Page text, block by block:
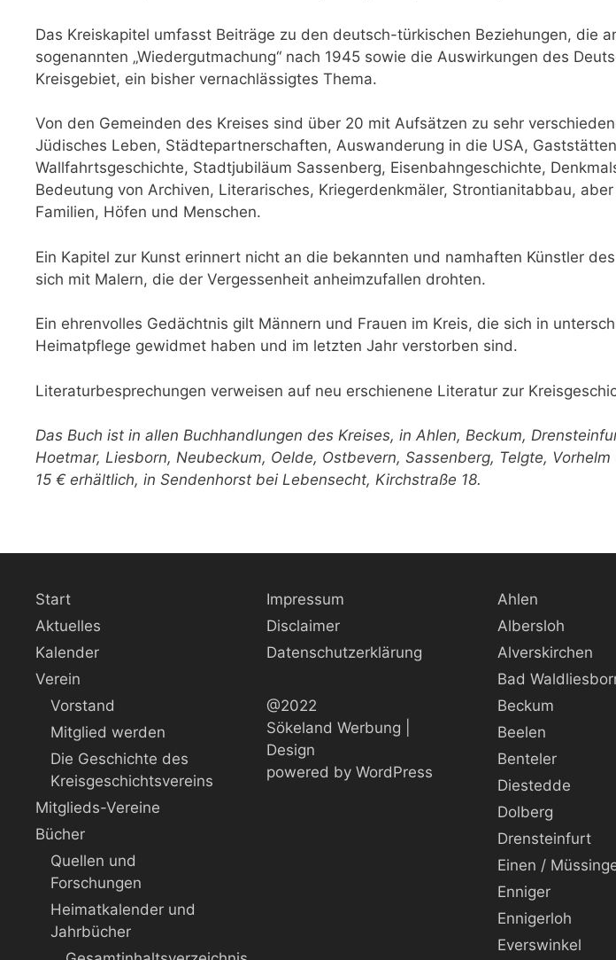
Das Kreiskapitel umfasst Beiträge zu den deutsch-türkischen Beziehungen, die
sogenannten „Wiedergutmachung“ nach 1945 sowie die Aus­wirkungen des
Kreisgebiet, ein bisher ver­nachlässigtes Thema.
Von den Gemeinden des Kreises sind über 20 mit Aufsätzen zu sehr
Jüdisches Leben, Städtepartnerschaften, Aus­wanderung in die USA,
Wallfahrtsgeschichte, Stadtjubiläum Sassenberg, Eisenbahngeschichte,
Bedeutung von Archiven, Literarisches, Kriegerdenkmäler, Strontianit­abbau,
Familien, Höfen und Menschen.
Ein Kapitel zur Kunst erinnert nicht an die bekannten und namhaften Künstler
sich mit Malern, die der Vergessenheit anheim­zufallen drohten.
Ein ehrenvolles Gedächtnis gilt Männern und Frauen im Kreis, die sich in
Heimatpflege gewidmet haben und im letzten Jahr verstorben sind.
Literaturbesprechungen verweisen auf neu erschienene Literatur zur
Das Buch ist in allen Buchhandlungen des Kreises, in Ahlen, Beckum,
Hoetmar, Liesborn, Neubeckum, Oelde, Ost­bevern, Sassenberg, Telgte,
15 € erhältlich, in Sendenhorst bei Lebensecht, Kirchstraße 18.
Start
Aktuelles
Kalender
Verein
Vorstand
Mitglied werden
Die Geschichte des
Kreisgeschichtsvereins
Mitglieds-Vereine
Bücher
Quellen und
Forschungen
Heimatkalender und
Jahrbücher
Impressum
Disclaimer
Datenschutzerklärung
@2022
Sökeland Werbung |
Design
powered by WordPress
Ahlen
Albersloh
Alverskirchen
Bad
Beckum
Beelen
Benteler
Diestedde
Dolberg
Drensteinfurt
Einen /
Enniger
Ennigerloh
Everswinkel